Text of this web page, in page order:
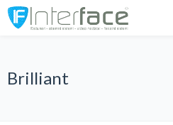
Brilliant